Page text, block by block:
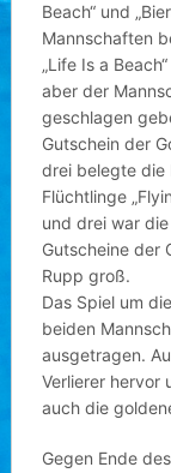
Beach“ und
Mannschaften
„Life Is a
aber der
geschlagen
Gutschein der
drei belegte die
Flüchtlinge
und drei war
Gutscheine der
Rupp groß.
Das Spiel um
beiden
ausgetragen.
Verlierer hervor
auch die
Gegen Ende